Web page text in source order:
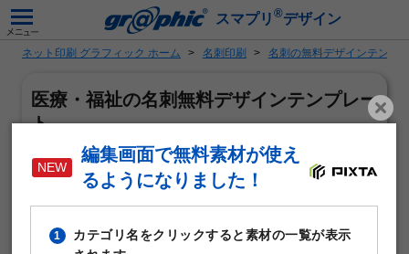
スマプリ ®デザイン
ネット印刷 グラフィック ホーム 名刺印刷 名刺の無料デザインテンプ
医療・福祉の名刺無料デザインテンプレー
ト
編集画面で無料素材が使え
るようになりました！
1
カテゴリ名をクリックすると素材の一覧が表示